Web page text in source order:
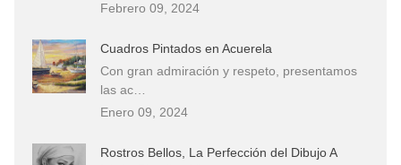
Febrero 09, 2024
Cuadros Pintados en Acuerela
Con gran admiración y respeto, presentamos
las ac…
Enero 09, 2024
Rostros Bellos, La Perfección del Dibujo A